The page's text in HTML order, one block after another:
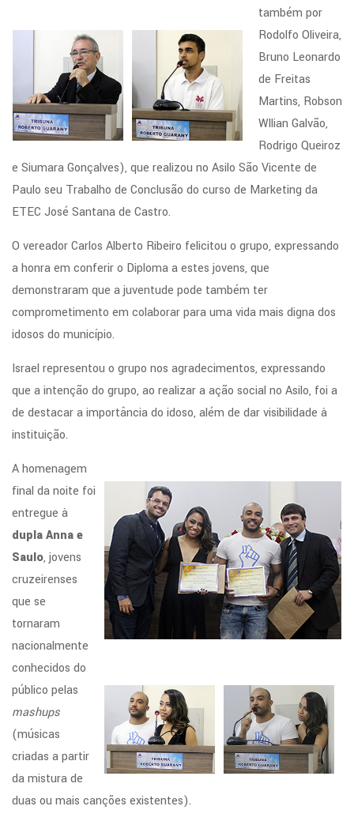
também por
Rodolfo Oliveira,
Bruno Leonardo
de Freitas
Martins, Robson
Wllian Galvão,
Rodrigo Queiroz
e Siumara Gonçalves), que realizou no Asilo São Vicente de
Paulo seu Trabalho de Conclusão do curso de Marketing da
ETEC José Santana de Castro.
O vereador Carlos Alberto Ribeiro felicitou o grupo, expressando
a honra em conferir o Diploma a estes jovens, que
demonstraram que a juventude pode também ter
comprometimento em colaborar para uma vida mais digna dos
idosos do município.
Israel representou o grupo nos agradecimentos, expressando
que a intenção do grupo, ao realizar a ação social no Asilo, foi a
de destacar a importância do idoso, além de dar visibilidade à
instituição.
A homenagem
final da noite foi
entregue à
dupla Anna e
Saulo, jovens
cruzeirenses
que se
tornaram
nacionalmente
conhecidos do
público pelas
mashups
(músicas
criadas a partir
da mistura de
duas ou mais canções existentes).